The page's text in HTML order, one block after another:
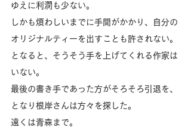
ゆえに利潤も少ない。
しかも煩わしいまでに手間がかかり、自分の
オリジナルティーを出すことも許されない。
となると、そうそう手を上げてくれる作家は
いない。
最後の書き手であった方がそろそろ引退を、
となり根岸さんは方々を探した。
遠くは青森まで。